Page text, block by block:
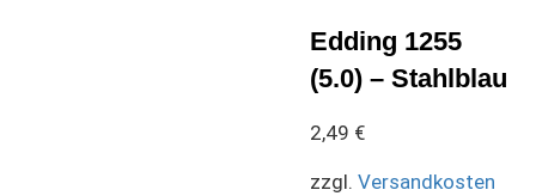
Edding 1255
(5.0) – Stahlblau
2,49 €
zzgl. Versandkosten